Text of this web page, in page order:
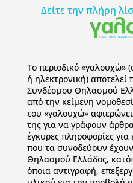
Δείτε την πλήρη
To περιοδικό «γαλουχώ»
ή ηλεκτρονική) αποτελεί
Συνδέσμου Θηλασμού
από την κείμενη
του «γαλουχώ»
της για να γράφουν
έγκυρες πληροφορίες
που τα συνοδεύουν
Θηλασμού Ελλάδος,
όποια αντιγραφή,